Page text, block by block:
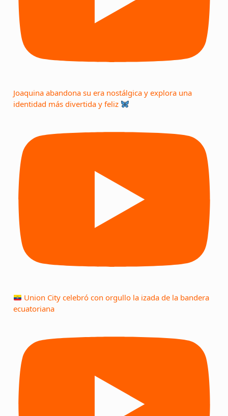
Joaquina abandona su era nostálgica y explora una
identidad más divertida y feliz
Union City celebró con orgullo la izada de la bandera
ecuatoriana